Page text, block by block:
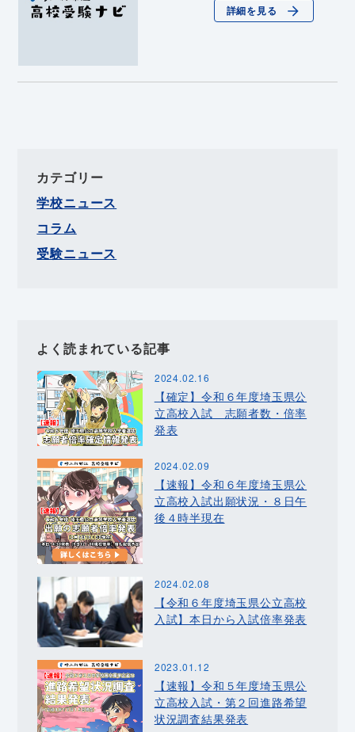
詳細を見る
カテゴリー
学校ニュース
コラム
受験ニュース
よく読まれている記事
2024.02.16
【確定】令和６年度埼玉県公
立高校入試 志願者数・倍率
発表
2024.02.09
【速報】令和６年度埼玉県公
立高校入試出願状況・８日午
後４時半現在
2024.02.08
【令和６年度埼玉県公立高校
入試】本日から入試倍率発表
2023.01.12
【速報】令和５年度埼玉県公
立高校入試・第２回進路希望
状況調査結果発表